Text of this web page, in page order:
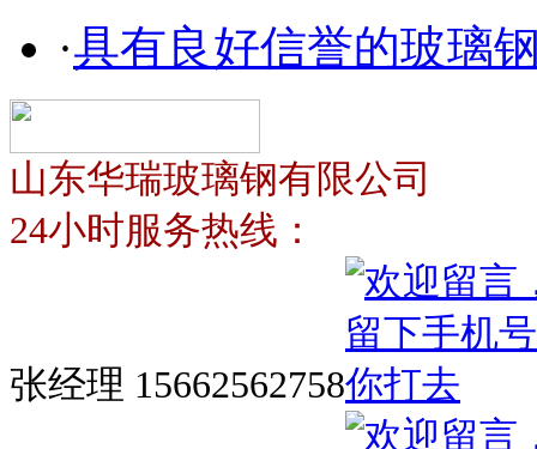
·具有良好信誉的玻璃
山东华瑞玻璃钢有限公司
24小时服务热线：
张经理 15662562758